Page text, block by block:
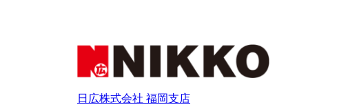
日広株式会社 福岡支店